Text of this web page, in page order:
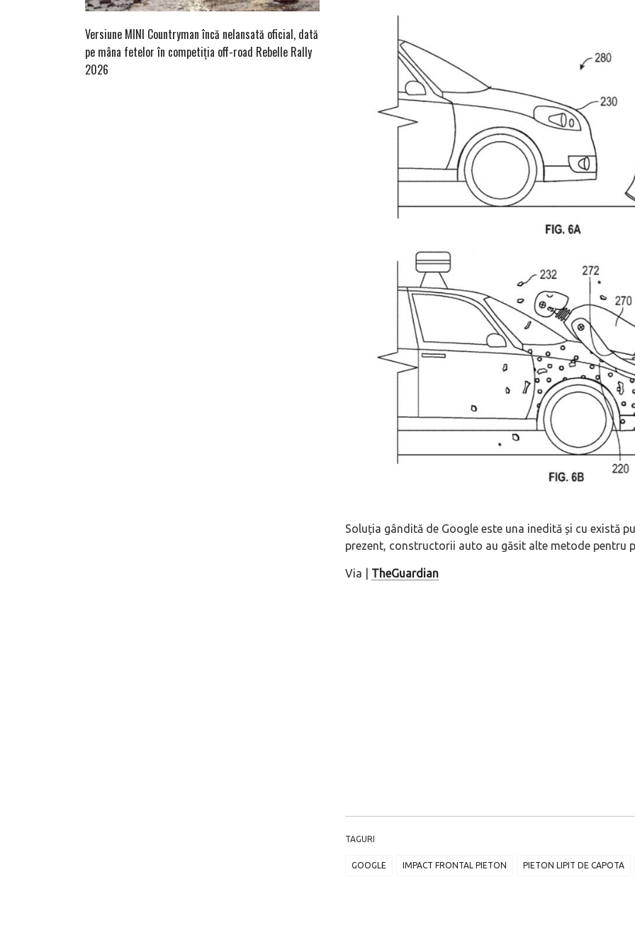
Soluția gândită de Google este una inedită și cu există
prezent, constructorii auto au găsit alte metode
Via | TheGuardian
TAGURI
GOOGLE IMPACT FRONTAL PIETON PIETON LIPIT DE CAPOTA
Versiune MINI Countryman încă nelansată oficial, dată
pe mâna fetelor în competiția off-road Rebelle Rally
2026
Blackbird va suna ca un apropo. Unul pertinent, de
Prima sportivă
de noua ediție
60° Hommage